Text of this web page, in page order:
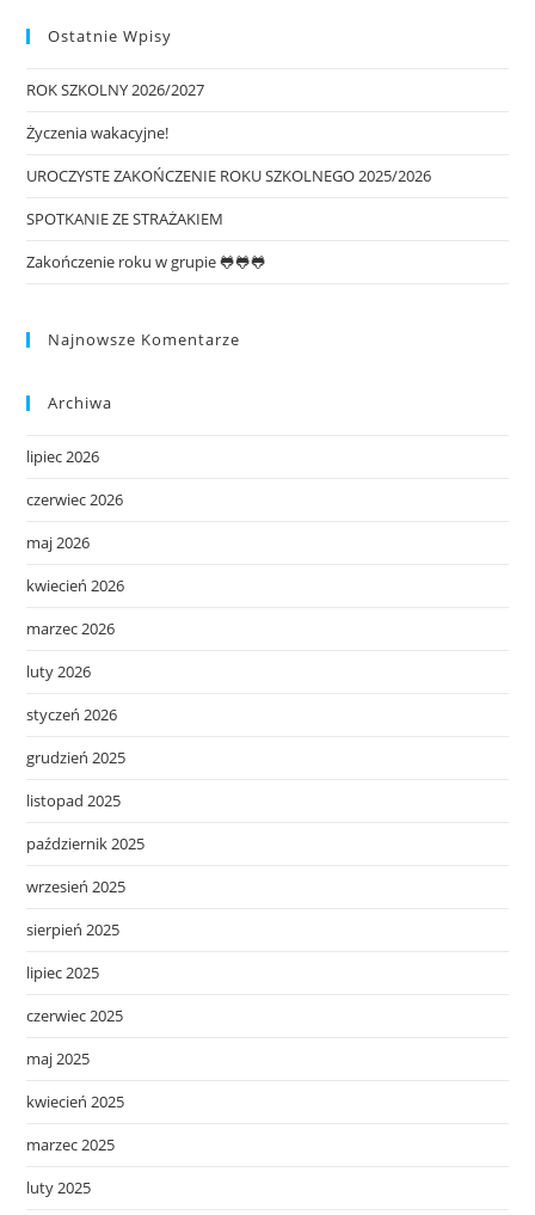
Ostatnie Wpisy
ROK SZKOLNY 2026/2027
Życzenia wakacyjne!
UROCZYSTE ZAKOŃCZENIE ROKU SZKOLNEGO 2025/2026
SPOTKANIE ZE STRAŻAKIEM
Zakończenie roku w grupie 🐸🐸🐸
Najnowsze Komentarze
Archiwa
lipiec 2026
czerwiec 2026
maj 2026
kwiecień 2026
marzec 2026
luty 2026
styczeń 2026
grudzień 2025
listopad 2025
październik 2025
wrzesień 2025
sierpień 2025
lipiec 2025
czerwiec 2025
maj 2025
kwiecień 2025
marzec 2025
luty 2025